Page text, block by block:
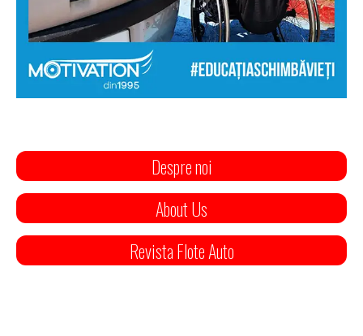
Despre noi
About Us
Revista Flote Auto